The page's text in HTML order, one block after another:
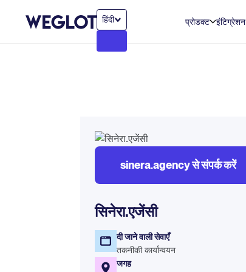
हिंदी प्रोडक्ट इंटिग्रेशन
sinera.agency से संपर्क करें
सिनेरा.एजेंसी
दी जाने वाली सेवाएँ
तकनीकी कार्यान्वयन
जगह